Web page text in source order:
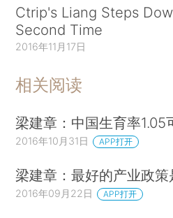
Ctrip's Liang Steps
Second Time
2016年11月17日
相关阅读
梁建章：中国生育率1.05
2016年10月31日 APP打开
梁建章：最好的产业政策
2016年09月22日 APP打开